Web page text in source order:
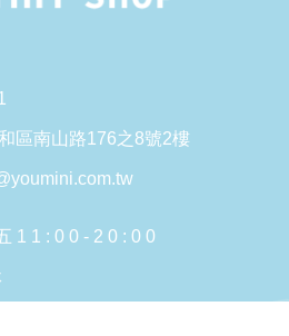
區南山路176之8號2樓
1 1 : 0 0 - 2 0 : 0 0